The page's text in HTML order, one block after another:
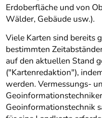
Erdoberfläche und von
Wälder, Gebäude usw.).
Viele Karten sind bereits
bestimmten
auf den aktuellen Stand
("Kartenredaktion"),
werden. Vermessungs-
Geoinformationstechnik